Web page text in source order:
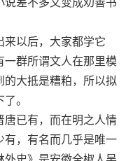
说差不多又变成劝善书
以后，大家都学它
一群所谓文人在那里模
大抵是糟粕，所以拟
。
已有，而在明之人情
有，有名而几乎是唯一